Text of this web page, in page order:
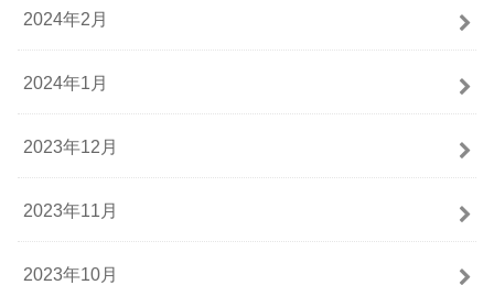
2024年2月
2024年1月
2023年12月
2023年11月
2023年10月